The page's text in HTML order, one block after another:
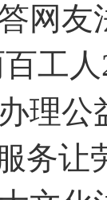
网友
工
理公
务让